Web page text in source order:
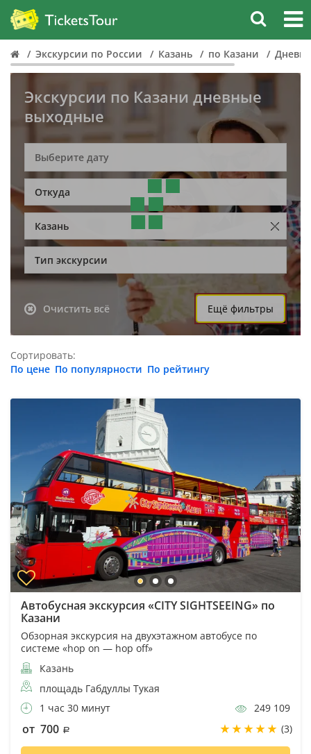
Экскурсии по России Казань по Казани
Экскурсии по Казани дневные
выходные
Откуда
Казань
Тип экскурсии
Очистить всё Ещё фильтры
Сортировать:
По цене По популярности По рейтингу
Автобусная экскурсия «CITY SIGHTSEEING» по
Казани
Обзорная экскурсия на двухэтажном автобусе по
системе «hop on — hop off»
Казань
площадь Габдуллы Тукая
1 час 30 минут
249 109
от 700 (3)